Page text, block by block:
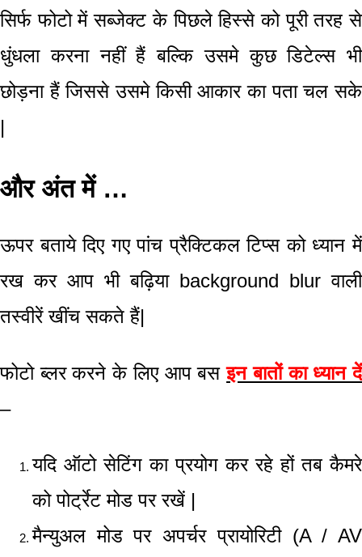
सिर्फफोटो में सब्जेक्ट के पिछले हिस्सेको पूरी तरह से
धुंधलाकरना नहीं हैं बल्कि उसमे कुछ डिटेल्स भी
छोड़ना हैं जिससे उसमे किसी आकार का पता चल सके
|
और अंत में …
ऊपर बताये दिए गए पांच प्रैक्टिकल टिप्स को ध्यान में
रख कर आप भी बढ़िया background blurवाली
तस्वीरें खींच सकते हैं|
फोटो ब्लर करने के लिए आप बसइन बातों का ध्यान दें
–
यदि ऑटो सेटिंग का प्रयोग कर रहे हों तब कैमरे
को पोर्ट्रेट मोड पर रखें |
मैन्युअल मोड पर अपर्चर प्रायोरिटी (A / AV